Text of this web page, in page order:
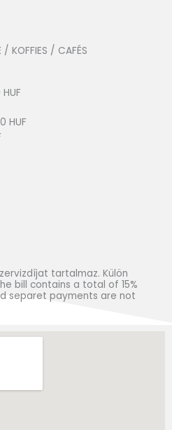
KOFFIES / CAFÉS
HUF
tartalmaz. Külön
bill contains a total of 15%
separet payments are not